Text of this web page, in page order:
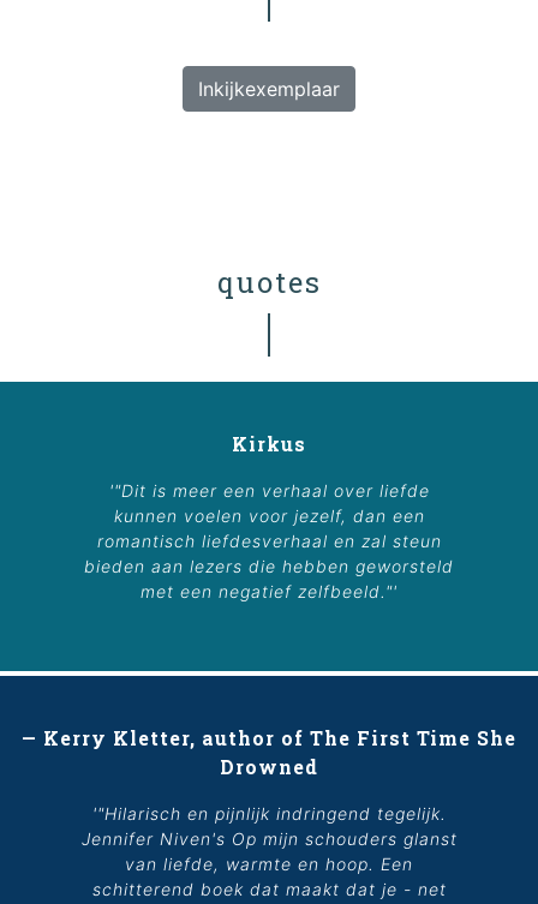
Inkijkexemplaar
quotes
Kirkus
'"Dit is meer een verhaal over liefde
kunnen voelen voor jezelf, dan een
romantisch liefdesverhaal en zal steun
bieden aan lezers die hebben geworsteld
met een negatief zelfbeeld."'
— Kerry Kletter, author of The First Time She
Drowned
'"Hilarisch en pijnlijk indringend tegelijk.
Jennifer Niven's Op mijn schouders glanst
van liefde, warmte en hoop. Een
schitterend boek dat maakt dat je - net